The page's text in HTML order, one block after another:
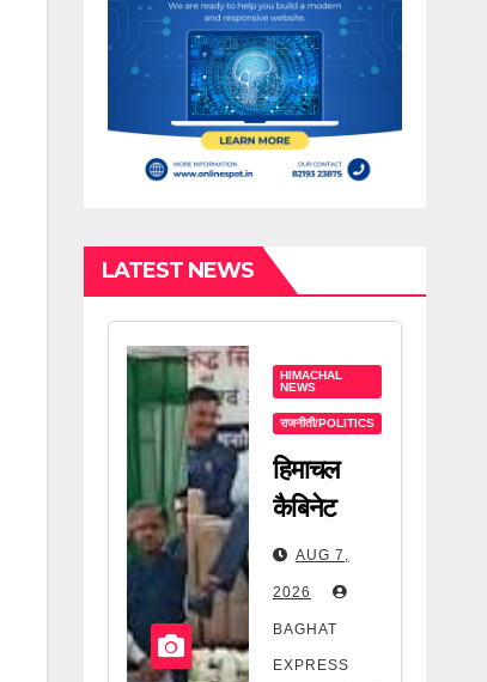
LATEST NEWS
HIMACHAL
NEWS
राजनीती/POLITICS
हिमाचल
कैबिनेट
विस्तार को
लेकर सीएम
सुक्खू का
बड़ा संकेत!
AUG 7,
2026
BAGHAT
EXPRESS